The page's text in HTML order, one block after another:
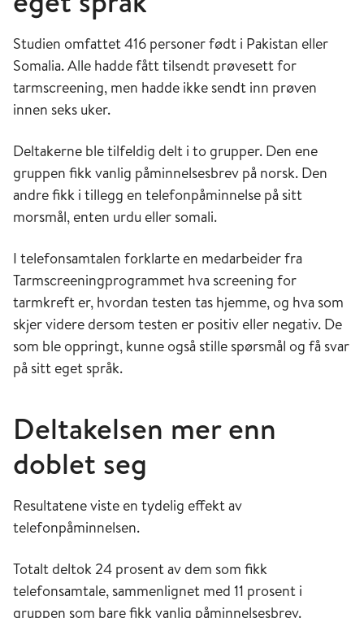
Studien omfattet 416 personer født i Pakistan eller
Somalia. Alle hadde fått tilsendt prøvesett for
tarmscreening, men hadde ikke sendt inn prøven
innen seks uker.
Deltakerne ble tilfeldig delt i to grupper. Den ene
gruppen fikk vanlig påminnelsesbrev på norsk. Den
andre fikk i tillegg en telefonpåminnelse på sitt
morsmål, enten urdu eller somali.
I telefonsamtalen forklarte en medarbeider fra
Tarmscreeningprogrammet hva screening for
tarmkreft er, hvordan testen tas hjemme, og hva som
skjer videre dersom testen er positiv eller negativ. De
som ble oppringt, kunne også stille spørsmål og få svar
på sitt eget språk.
Deltakelsen mer enn
doblet seg
Resultatene viste en tydelig effekt av
telefonpåminnelsen.
Totalt deltok 24 prosent av dem som fikk
telefonsamtale, sammenlignet med 11 prosent i
gruppen som bare fikk vanlig påminnelsesbrev.